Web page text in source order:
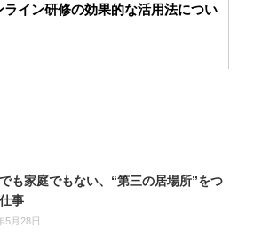
ライン研修の効果的な活用法につい
も家庭でもない、“第三の居場所”をつ
事
5月28日